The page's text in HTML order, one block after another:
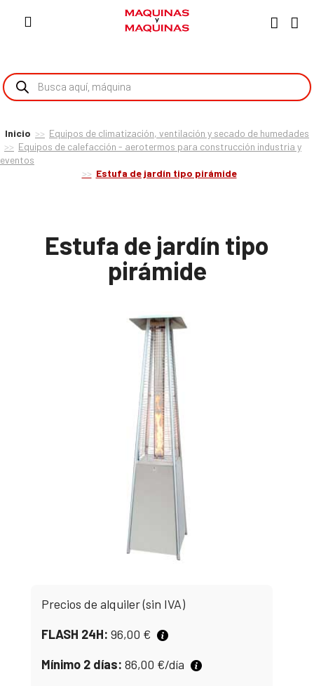
Inicio
Equipos de climatización, ventilación y secado de humedades
Equipos de calefacción - aerotermos para construcción industria y
eventos
Estufa de jardín tipo pirámide
Estufa de jardín tipo
pirámide
Precios de alquiler (sin IVA)
FLASH 24H: 96,00 €
Mínimo 2 días: 86,00 €/día